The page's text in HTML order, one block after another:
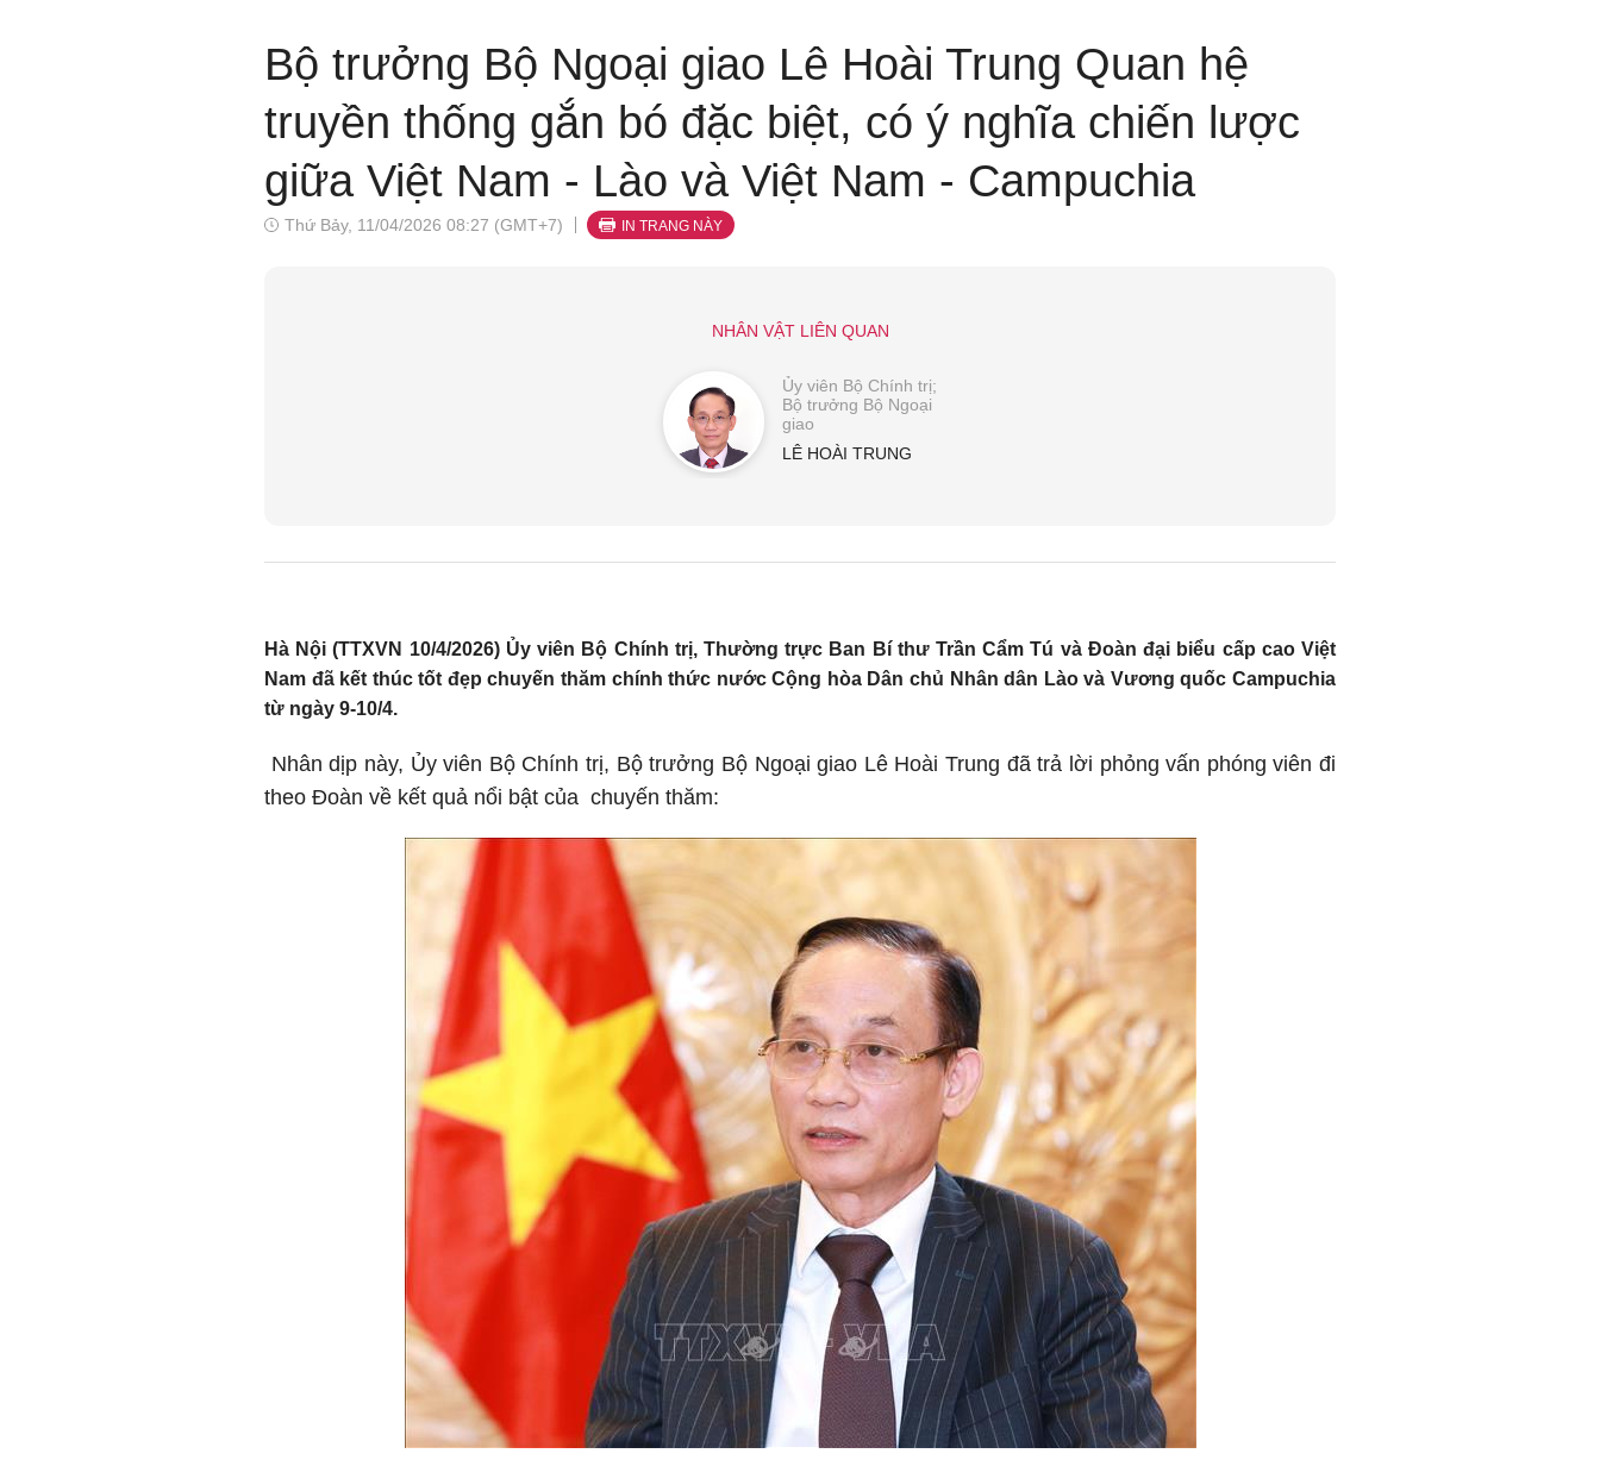
Bộ trưởng Bộ Ngoại giao Lê Hoài Trung Quan hệ
truyền thống gắn bó đặc biệt, có ý nghĩa chiến lược
giữa Việt Nam - Lào và Việt Nam - Campuchia
Thứ Bảy, 11/04/2026 08:27 (GMT+7) IN TRANG NÀY
NHÂN VẬT LIÊN QUAN
Ủy viên Bộ Chính trị;
Bộ trưởng Bộ Ngoại
giao
LÊ HOÀI TRUNG
Hà Nội (TTXVN 10/4/2026) Ủy viên Bộ Chính trị, Thường trực Ban Bí thư Trần Cẩm Tú và Đoàn đại biểu cấp cao Việt
Nam đã kết thúc tốt đẹp chuyến thăm chính thức nước Cộng hòa Dân chủ Nhân dân Lào và Vương quốc Campuchia
từ ngày 9-10/4.
Nhân dịp này, Ủy viên Bộ Chính trị, Bộ trưởng Bộ Ngoại giao Lê Hoài Trung đã trả lời phỏng vấn phóng viên đi
theo Đoàn về kết quả nổi bật của chuyến thăm: